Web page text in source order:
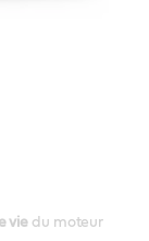
vie du moteur